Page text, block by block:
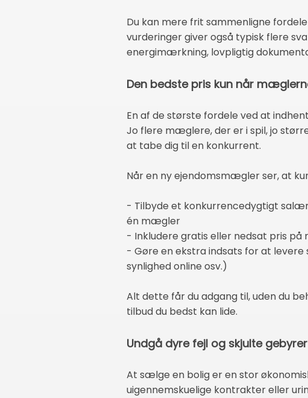
Du kan mere frit sammenligne
vurderinger giver også typisk flere
energimærkning, lovpligtig
Den bedste pris kun når
En af de største fordele ved at
Jo flere mæglere, der er i spil, jo
at tabe dig til en konkurrent.
Når en ny ejendomsmægler ser, at
- Tilbyde et konkurrencedygtigt
én mægler
- Inkludere gratis eller nedsat pris
- Gøre en ekstra indsats for at
synlighed online osv.)
Alt dette får du adgang til, uden du
tilbud du bedst kan lide.
Undgå dyre fejl og skjulte gebyrer
At sælge en bolig er en stor
uigennemskuelige kontrakter eller